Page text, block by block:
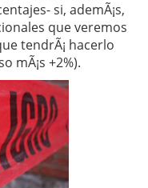
si, ademÃ¡s,
que veremos
tendrÃ¡ hacerlo
mÃ¡s +2%).